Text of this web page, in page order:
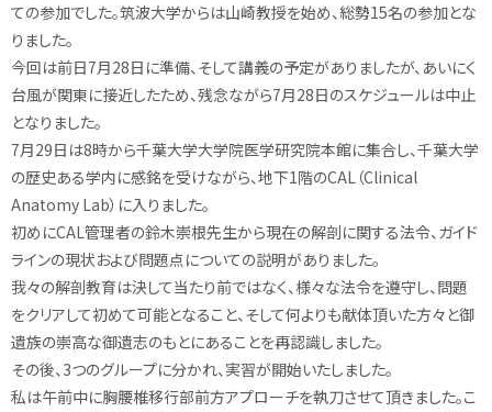
ての参加でした。筑波大学からは山崎教授を始め、総勢15名の参加とな
りました。
今回は前日7月28日に準備、そして講義の予定がありましたが、あいにく
台風が関東に接近したため、残念ながら7月28日のスケジュールは中止
となりました。
7月29日は8時から千葉大学大学院医学研究院本館に集合し、千葉大学
の歴史ある学内に感銘を受けながら、地下1階のCAL（Clinical
Anatomy Lab）に入りました。
初めにCAL管理者の鈴木崇根先生から現在の解剖に関する法令、ガイド
ラインの現状および問題点についての説明がありました。
我々の解剖教育は決して当たり前ではなく、様々な法令を遵守し、問題
をクリアして初めて可能となること、そして何よりも献体頂いた方々と御
遺族の崇高な御遺志のもとにあることを再認識しました。
その後、3つのグループに分かれ、実習が開始いたしました。
私は午前中に胸腰椎移行部前方アプローチを執刀させて頂きました。こ